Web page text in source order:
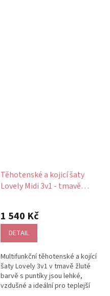
Těhotenské a kojicí šaty
Lovely Midi 3v1 - tmavě
1 540 Kč
DETAIL
Multifunkční těhotenské a kojící
šaty Lovely 3v1 v tmavě žluté
barvě s puntíky jsou lehké,
vzdušné a ideální pro teplejší